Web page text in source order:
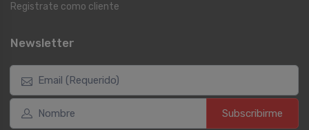
Registrate como cliente
Newsletter
Subscribirme